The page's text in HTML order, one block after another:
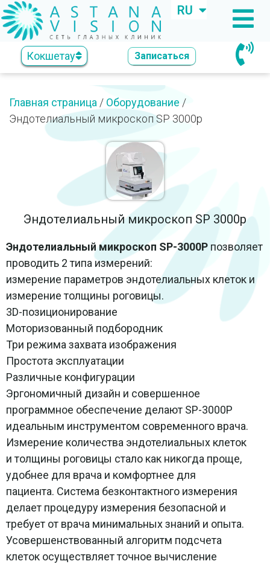
RU
KZ
Кокшетау Записаться
Главная страница / Оборудование /
Эндотелиальный микроскоп SP 3000p
Эндотелиальный микроскоп SP 3000p
Эндотелиальный микроскоп SP-3000P позволяет
проводить 2 типа измерений:
измерение параметров эндотелиальных клеток и
измерение толщины роговицы.
3D-позиционирование
Моторизованный подбородник
Три режима захвата изображения
Простота эксплуатации
Различные конфигурации
Эргономичный дизайн и совершенное
программное обеспечение делают SP-3000P
идеальным инструментом современного врача.
Измерение количества эндотелиальных клеток
и толщины роговицы стало как никогда проще,
удобнее для врача и комфортнее для
пациента. Система безконтактного измерения
делает процедуру измерения безопасной и
требует от врача минимальных знаний и опыта.
Усовершенствованный алгоритм подсчета
клеток осуществляет точное вычисление